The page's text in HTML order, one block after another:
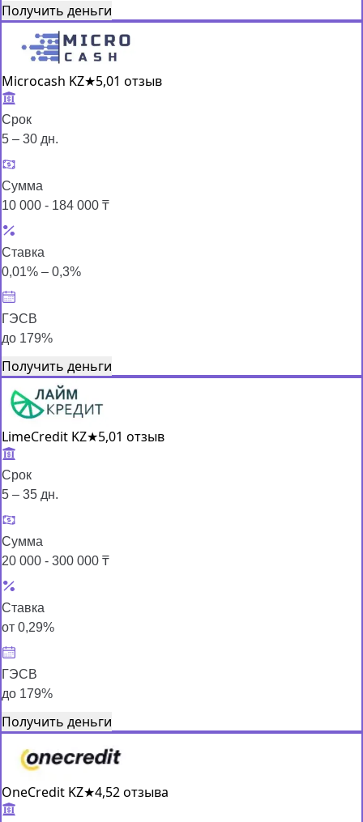
Получить деньги
Microcash KZ★5,01 отзыв
Срок
5 – 30 дн.
Сумма
10 000 - 184 000 ₸
Ставка
0,01% – 0,3%
ГЭСВ
до 179%
Получить деньги
LimeCredit KZ★5,01 отзыв
Срок
5 – 35 дн.
Сумма
20 000 - 300 000 ₸
Ставка
от 0,29%
ГЭСВ
до 179%
Получить деньги
OneCredit KZ★4,52 отзыва